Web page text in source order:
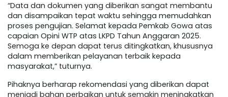
“Data dan dokumen yang diberikan sangat membantu
dan disampaikan tepat waktu sehingga memudahkan
proses pengujian. Selamat kepada Pemkab Gowa atas
capaian Opini WTP atas LKPD Tahun Anggaran 2025.
Semoga ke depan dapat terus ditingkatkan, khususnya
dalam memberikan pelayanan terbaik kepada
masyarakat,” tuturnya.
Pihaknya berharap rekomendasi yang diberikan dapat
menjadi bahan perbaikan untuk semakin meningkatkan